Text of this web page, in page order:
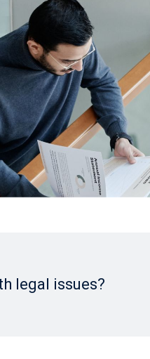
legal issues?